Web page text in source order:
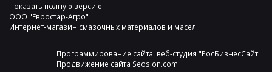
Показать полную версию
ООО "Евростар-Агро"
Интернет-магазин смазочных материалов и масел
Программирование сайта веб-студия "РосБизнесСайт"
Продвижение сайта Seoslon.com